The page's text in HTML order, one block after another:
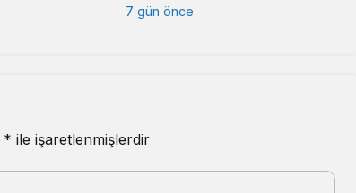
Açılış Töreni
7 gün önce
* ile işaretlenmişlerdir